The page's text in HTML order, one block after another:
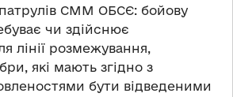
СММ ОБСЄ: бойову
чи здійснює
лінії розмежування,
які мають згідно з
бути відведеними